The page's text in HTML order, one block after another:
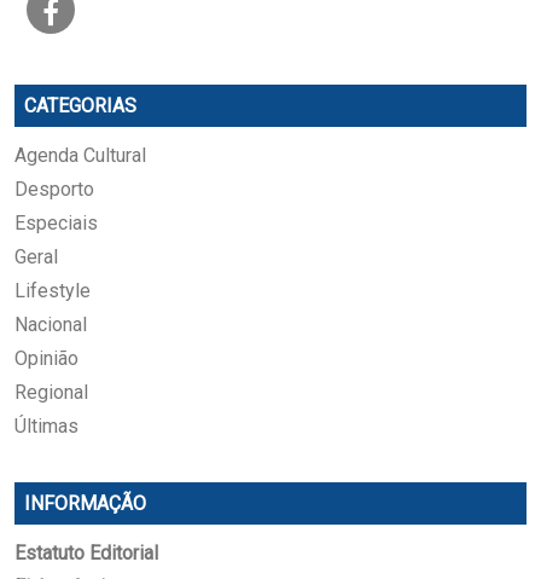
CATEGORIAS
Agenda Cultural
Desporto
Especiais
Geral
Lifestyle
Nacional
Opinião
Regional
Últimas
INFORMAÇÃO
Estatuto Editorial